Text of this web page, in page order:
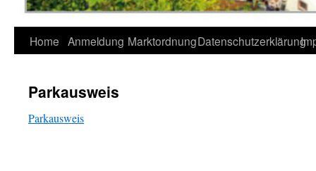
Zum
springen
Home Anmeldung MarktordnungDatenschutzerklärung
Parkausweis
Parkausweis